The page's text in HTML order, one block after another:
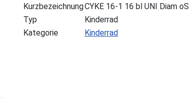
KurzbezeichnungCYKE 16-1 16 bl UNI Diam oS
Typ
Kinderrad
Kategorie
Kinderrad